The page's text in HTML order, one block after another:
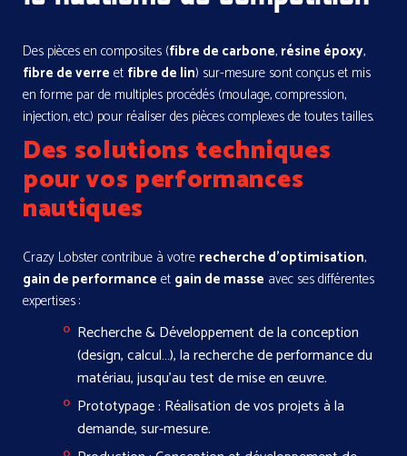
Des pièces en composites (fibre de carbone, résine époxy,
fibre de verre et fibre de lin) sur-mesure sont conçus et mis
en forme par de multiples procédés (moulage, compression,
injection, etc.) pour réaliser des pièces complexes de toutes tailles.
Des solutions techniques
pour vos performances
nautiques
Crazy Lobster contribue à votre recherche d’optimisation,
gain de performance et gain de masse avec ses différentes
expertises :
Recherche & Développementde la conception
(design, calcul…), la recherche de performance du
matériau, jusqu’au test de mise en œuvre.
Prototypage: Réalisation de vos projets à la
demande, sur-mesure.